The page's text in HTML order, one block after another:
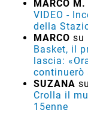
MARCO M.
VIDEO -
della
MARCO su
Basket, il
lascia:
continuerò
SUZANA su
Crolla il
15enne